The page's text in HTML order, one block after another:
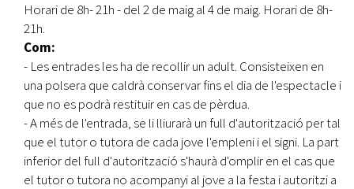
Horari de 8h- 21h - del 2 de maig al 4 de maig. Horari de 8h-
21h.
Com:
- Les entrades les ha de recollir un adult. Consisteixen en
una polsera que caldrà conservar fins el dia de l'espectacle i
que no es podrà restituir en cas de pèrdua.
- A més de l'entrada, se li lliurarà un full d'autorització per tal
que el tutor o tutora de cada jove l'empleni i el signi. La part
inferior del full d'autorització s'haurà d'omplir en el cas que
el tutor o tutora no acompanyi al jove a la festa i autoritzi a